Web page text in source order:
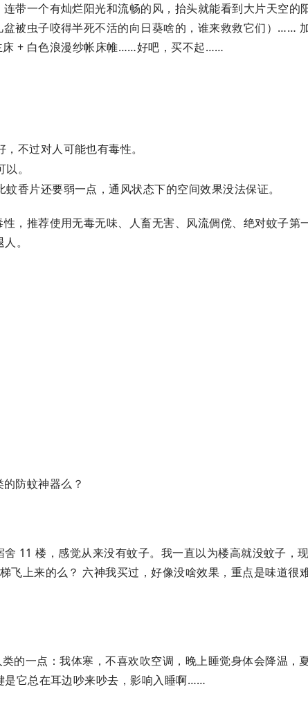
带一个有灿烂阳光和流畅的风，抬头就能看到大片天空的
被虫子咬得半死不活的向日葵啥的，谁来救救它们）……
+ 白色浪漫纱帐床帷……好吧，买不起……
不过对人可能也有毒性。
。
香片还要弱一点，通风状态下的空间效果没法保证。
，推荐使用无毒无味、人畜无害、风流倜傥、绝对蚊子第
。
防蚊神器么？
11 楼，感觉从来没有蚊子。我一直以为楼高就没蚊子，
飞上来的么？ 六神我买过，好像没啥效果，重点是味道
的一点：我体寒，不喜欢吹空调，晚上睡觉身体会降温，
它总在耳边吵来吵去，影响入睡啊……